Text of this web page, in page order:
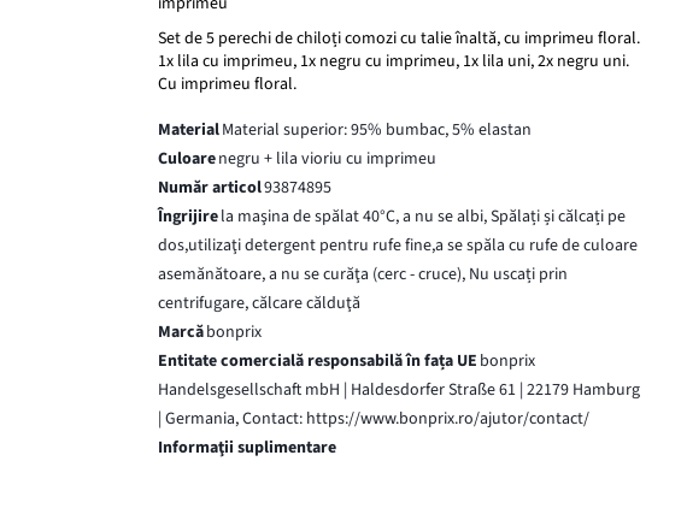
Set de 5 perechi de chiloți comozi cu talie înaltă, cu imprimeu floral.
1x lila cu imprimeu, 1x negru cu imprimeu, 1x lila uni, 2x negru uni.
Cu imprimeu floral.
MaterialMaterial superior: 95% bumbac, 5% elastan
Culoarenegru + lila vioriu cu imprimeu
Număr articol93874895
Îngrijirela maşina de spălat 40°C, a nu se albi, Spălați și călcați pe
dos,utilizaţi detergent pentru rufe fine,a se spăla cu rufe de culoare
asemănătoare, a nu se curăţa (cerc - cruce), Nu uscați prin
centrifugare, călcare călduţă
Marcăbonprix
Entitate comercială responsabilă în fața UE bonprix
Handelsgesellschaft mbH | Haldesdorfer Straße 61 | 22179 Hamburg
| Germania, Contact: https://www.bonprix.ro/ajutor/contact/
Informaţii suplimentare